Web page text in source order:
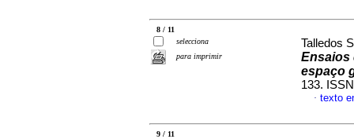
8 / 11
selecciona
para imprimir
Talledos
Ensaios
espaço
133.
· texto
9 / 11